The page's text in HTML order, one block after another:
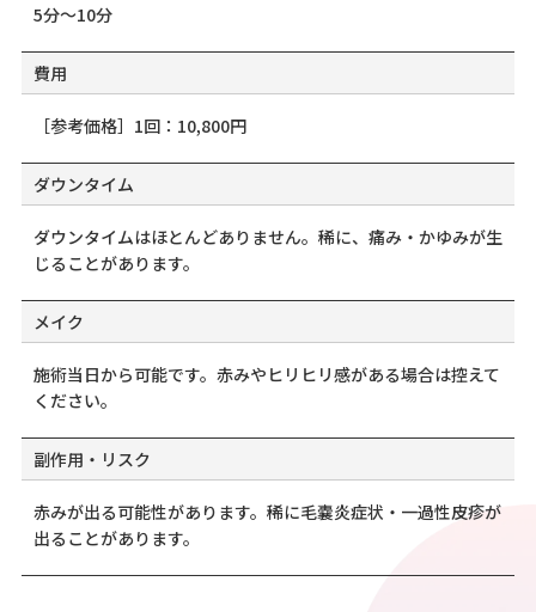
5分～10分
費用
［参考価格］1回：10,800円
ダウンタイム
ダウンタイムはほとんどありません。稀に、痛み・かゆみが生
じることがあります。
メイク
施術当日から可能です。赤みやヒリヒリ感がある場合は控えて
ください。
副作用・リスク
赤みが出る可能性があります。稀に毛嚢炎症状・一過性皮疹が
出ることがあります。